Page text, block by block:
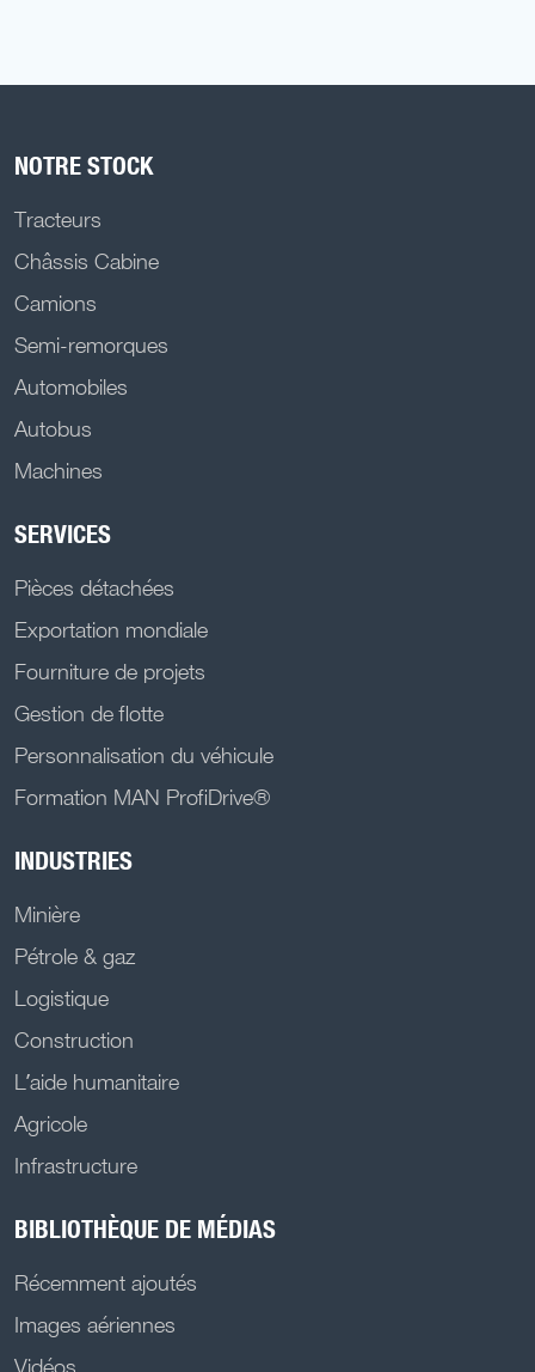
NOTRE STOCK
Tracteurs
Châssis Cabine
Camions
Semi-remorques
Automobiles
Autobus
Machines
SERVICES
Pièces détachées
Exportation mondiale
Fourniture de projets
Gestion de flotte
Personnalisation du véhicule
Formation MAN ProfiDrive®
INDUSTRIES
Minière
Pétrole & gaz
Logistique
Construction
L’aide humanitaire
Agricole
Infrastructure
BIBLIOTHÈQUE DE MÉDIAS
Récemment ajoutés
Images aériennes
Vidéos